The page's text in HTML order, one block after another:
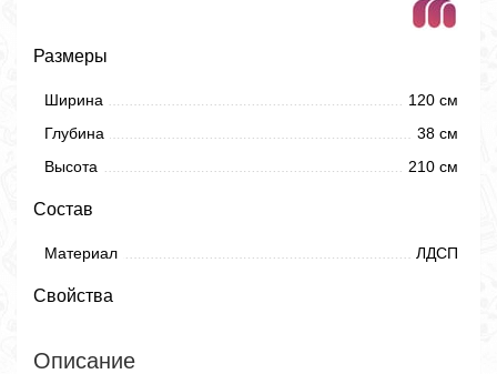
Размеры
Ширина
120 см
Глубина
38 см
Высота
210 см
Состав
Материал ЛДСП
Свойства
Описание